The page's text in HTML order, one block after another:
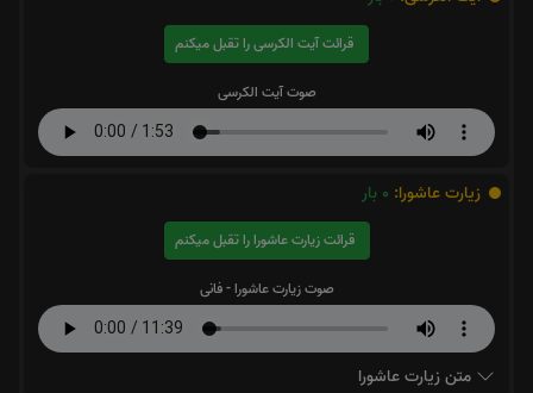
قرائت آیت الکرسی را تقبل میکنم
صوت آیت الکرسی
زیارت عاشورا: 0 بار
قرائت زیارت عاشورا را تقبل میکنم
صوت زیارت عاشورا - فانی
متن زیارت عاشورا